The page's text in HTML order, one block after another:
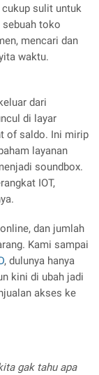
sulit untuk
toko
mencari dan
waktu.
dari
di layar
of saldo. Ini mirip
layanan
soundbox.
IOT,
dan jumlah
Kami sampai
, dulunya hanya
kini di ubah jadi
akses ke
gak tahu apa